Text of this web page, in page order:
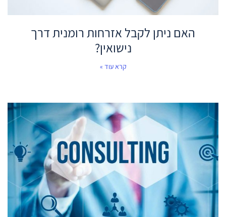
האם ניתן לקבל אזרחות רומנית דרך
נישואין?
קרא עוד »